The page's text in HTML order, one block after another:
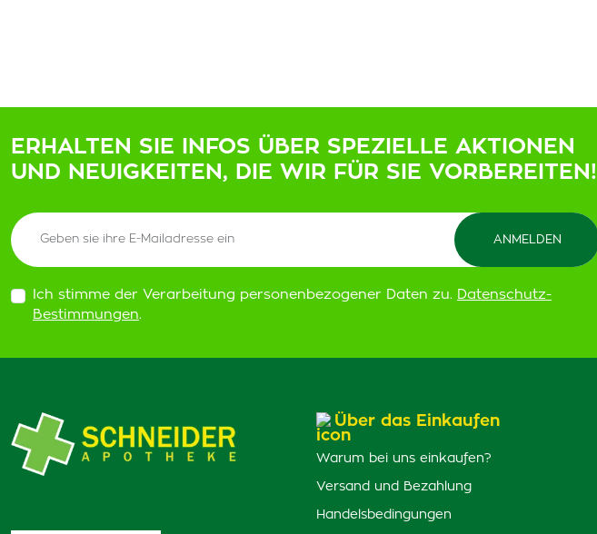
ERHALTEN SIE INFOS ÜBER SPEZIELLE AKTIONEN
UND NEUIGKEITEN, DIE WIR FÜR SIE VORBEREITEN!
Ich stimme der Verarbeitung personenbezogener Daten zu. Datenschutz-
Bestimmungen.
Über das Einkaufen
Warum bei uns einkaufen?
Versand und Bezahlung
Handelsbedingungen